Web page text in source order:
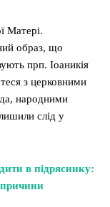
Матері.
образ, що
прп. Іоаникія
з церковними
народними
слід у
в підряснику:
причини